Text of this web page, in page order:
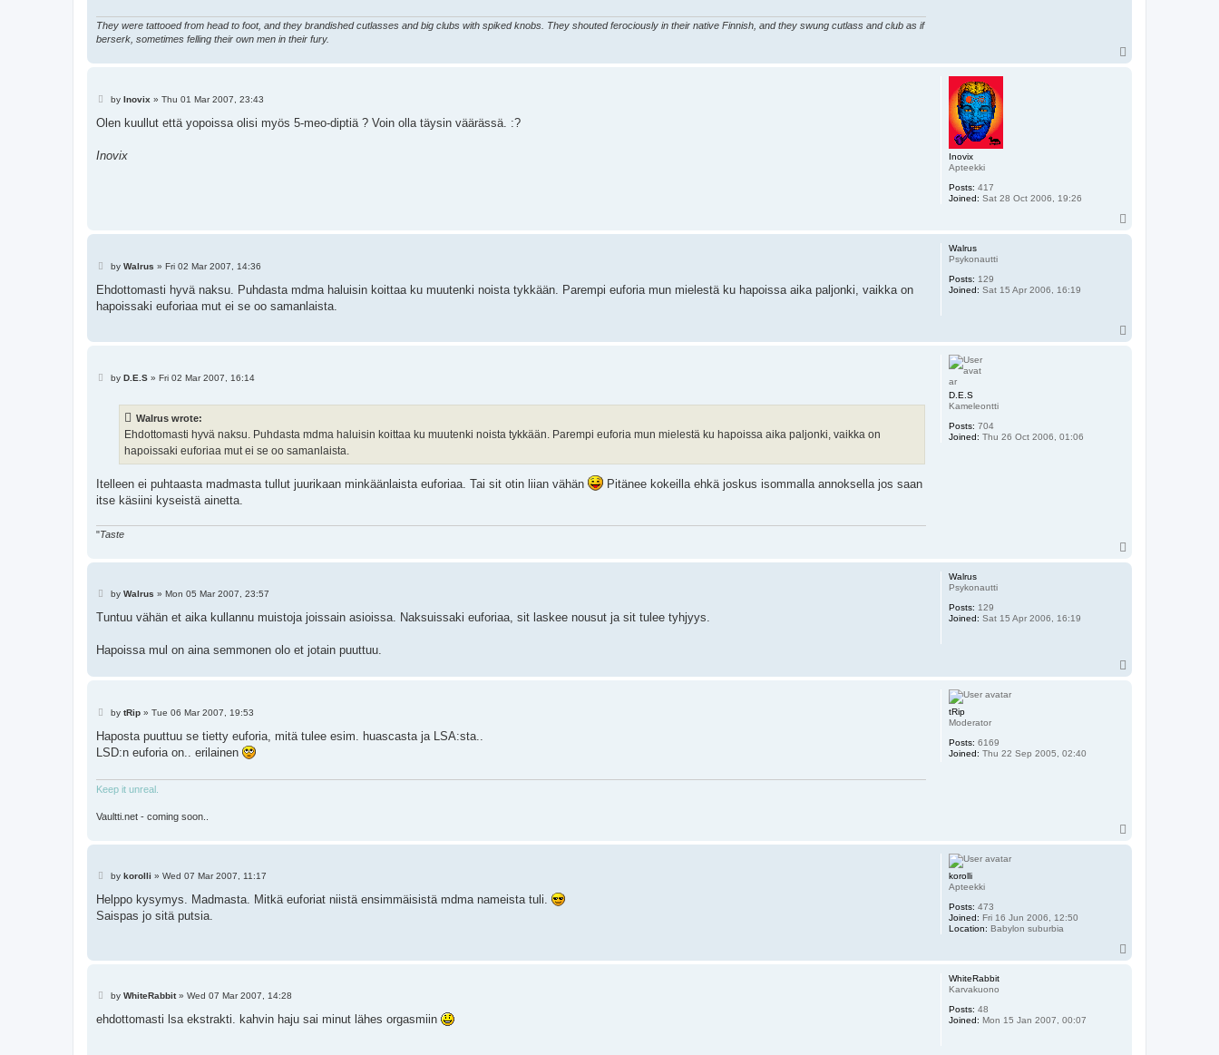
They were tattooed from head to foot, and they brandished cutlasses and big clubs with spiked knobs. They shouted ferociously in their native Finnish, and they swung cutlass and club as if
berserk, sometimes felling their own men in their fury.
Inovix
Apteekki
Posts: 417
Joined: Sat 28 Oct 2006, 19:26
P
s
by Inovix » Thu 01 Mar 2007, 23:43
Olen kuullut että yopoissa olisi myös 5-meo-diptiä ? Voin olla täysin väärässä. :?
Inovix
Walrus
Psykonautti
Posts: 129
Joined: Sat 15 Apr 2006, 16:19
P
s
by Walrus » Fri 02 Mar 2007, 14:36
Ehdottomasti hyvä naksu. Puhdasta mdma haluisin koittaa ku muutenki noista tykkään. Parempi euforia mun mielestä ku hapoissa aika paljonki, vaikka on
hapoissaki euforiaa mut ei se oo samanlaista.
D.E.S
Kameleontti
Posts: 704
Joined: Thu 26 Oct 2006, 01:06
Pby D.E.S» Fri 02 Mar 2007, 16:14
Walrus wrote:
Ehdottomasti hyvä naksu. Puhdasta mdma haluisin koittaa ku muutenki noista tykkään. Parempi euforia mun mielestä ku hapoissa aika paljonki, vaikka on
hapoissaki euforiaa mut ei se oo samanlaista.
Itelleen ei puhtaasta madmasta tullut juurikaan minkäänlaista euforiaa. Tai sit otin liian vähän
Pitänee kokeilla ehkä joskus isommalla annoksella jos saan
itse käsiini kyseistä ainetta.
"Taste
Walrus
Psykonautti
Posts: 129
Joined: Sat 15 Apr 2006, 16:19
P
s
by Walrus » Mon 05 Mar 2007, 23:57
Tuntuu vähän et aika kullannu muistoja joissain asioissa. Naksuissaki euforiaa, sit laskee nousut ja sit tulee tyhjyys.
Hapoissa mul on aina semmonen olo et jotain puuttuu.
tRip
Moderator
Posts: 6169
Joined: Thu 22 Sep 2005, 02:40
P
s
by tRip» Tue 06 Mar 2007, 19:53
Haposta puuttuu se tietty euforia, mitä tulee esim. huascasta ja LSA:sta..
LSD:n euforia on.. erilainen
Keep it unreal.
Vaultti.net - coming soon..
korolli
Apteekki
Posts: 473
Joined: Fri 16 Jun 2006, 12:50
Location: Babylon suburbia
P
s
by korolli » Wed 07 Mar 2007, 11:17
Helppo kysymys. Madmasta. Mitkä euforiat niistä ensimmäisistä mdma nameista tuli.
Saispas jo sitä putsia.
WhiteRabbit
Karvakuono
Posts: 48
Joined: Mon 15 Jan 2007, 00:07
P
s
by WhiteRabbit» Wed 07 Mar 2007, 14:28
ehdottomasti lsa ekstrakti. kahvin haju sai minut lähes orgasmiin